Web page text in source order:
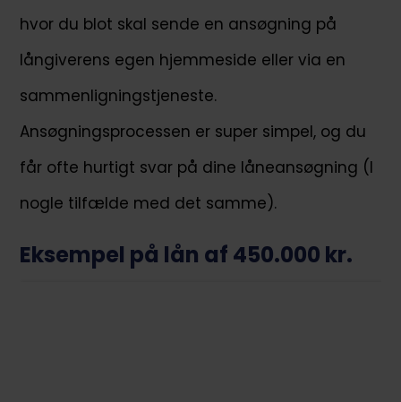
hvor du blot skal sende en ansøgning på
långiverens egen hjemmeside eller via en
sammenligningstjeneste.
Ansøgningsprocessen er super simpel, og du
får ofte hurtigt svar på dine låneansøgning (I
nogle tilfælde med det samme).
Eksempel på lån af 450.000 kr.